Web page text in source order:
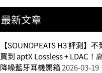
最新文章
【SOUNDPEATS H3 評測】
買到 aptX Lossless + LDAC！
降噪藍牙耳機開箱2026-03-19